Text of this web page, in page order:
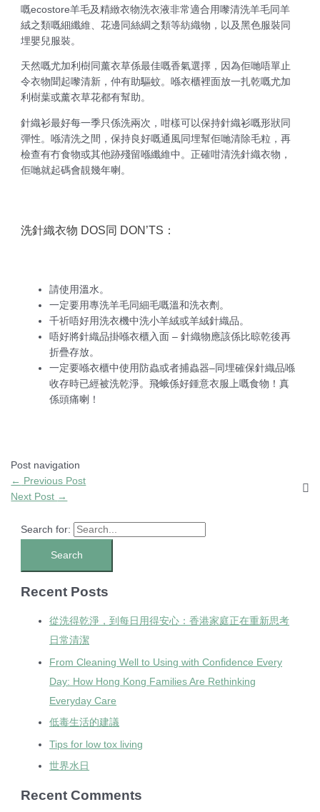
嘅ecostore羊毛及精緻衣物洗衣液非常適合用嚟清洗羊毛同羊
絨之類嘅細纖維、花邊同絲綢之類等紡織物，以及黑色服裝同
埋嬰兒服裝。
天然嘅尤加利樹同薰衣草係最佳嘅香氣選擇，因為佢哋唔單止
令衣物聞起嚟清新，仲有助驅蚊。喺衣櫃裡面放一扎乾嘅尤加
利樹葉或薰衣草花都有幫助。
針織衫最好每一季只係洗兩次，咁樣可以保持針織衫嘅形狀同
彈性。喺清洗之間，保持良好嘅通風同埋幫佢哋清除毛粒，再
檢查有冇食物或其他跡殘留喺纖維中。正確咁清洗針織衣物，
佢哋就起碼會靚幾年喇。
洗針織衣物 DOS同 DON’TS：
請使用溫水。
一定要用專洗羊毛同細毛嘅溫和洗衣劑。
千祈唔好用洗衣機中洗小羊絨或羊絨針織品。
唔好將針織品掛喺衣櫃入面 – 針織物應該係比晾乾後再
折疊存放。
一定要喺衣櫃中使用防蟲或者捕蟲器–同埋確保針織品喺
收存時已經被洗乾淨。飛蛾係好鍾意衣服上嘅食物！真
係頭痛喇！
Post navigation
← Previous Post
Next Post →
Search for:
Recent Posts
從洗得乾淨，到每日用得安心：香港家庭正在重新思考
日常清潔
From Cleaning Well to Using with Confidence Every
Day: How Hong Kong Families Are Rethinking
Everyday Care
低毒生活的建議
Tips for low tox living
世界水日
Recent Comments